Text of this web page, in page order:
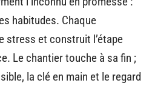
habitudes. Chaque
stress et construit l’étape
Le chantier touche à sa fin ;
la clé en main et le regard